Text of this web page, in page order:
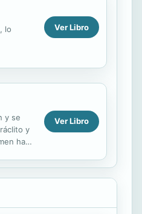
lo Ver Libro
y se
y
hay
Ver Libro